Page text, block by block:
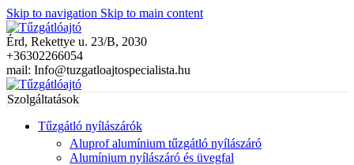
Skip to navigation Skip to main content
Érd, Rekettye u. 23/B, 2030
+36302266054
mail: Info@tuzgatloajtospecialista.hu
Szolgáltatások
Tűzgátló nyílászárók
Aluprof alumínium tűzgátló nyílászáró
Alumínium nyílászáró és üvegfal